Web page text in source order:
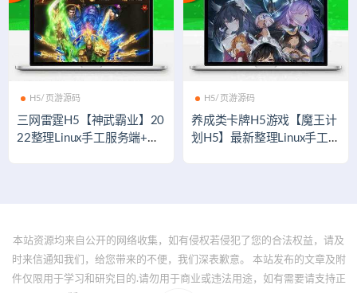
H5/页游源码
三网雷霆H5【神武霸业】20
22整理Linux手工服务端+授
H5/页游源码
养成类卡牌H5游戏【魔王计
划H5】最新整理Linux手工服
本站资源均来自公开的网络收集，如有侵权若侵犯了您的合法权益，请及
时来信通知我们，给您带来的不便，我们深表歉意。 本站发布的文章及附
件仅限用于学习和研究目的.请勿用于商业或违法用途，如有需要请支持正